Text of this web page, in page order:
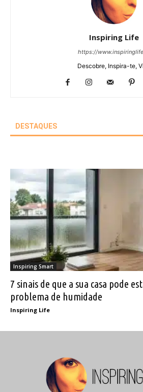
Inspiring Life
https://
Descobre, Inspira-te,
DESTAQUES
Inspiring Smart
7 sinais de que a sua casa pode
problema de humidade
Inspiring Life